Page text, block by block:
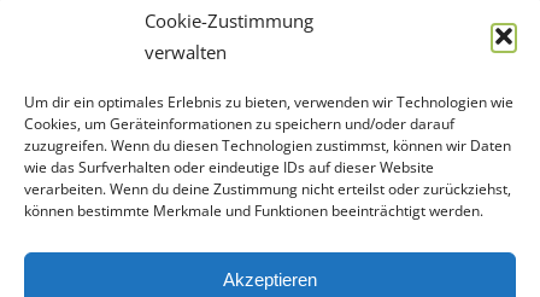
Cookie-Zustimmung
verwalten
Um dir ein optimales Erlebnis zu bieten, verwenden wir Technologien wie
Cookies, um Geräteinformationen zu speichern und/oder darauf
zuzugreifen. Wenn du diesen Technologien zustimmst, können wir Daten
wie das Surfverhalten oder eindeutige IDs auf dieser Website
verarbeiten. Wenn du deine Zustimmung nicht erteilst oder zurückziehst,
können bestimmte Merkmale und Funktionen beeinträchtigt werden.
Akzeptieren
Artikel-Archiv
Veranstaltungen
Angebote
Bilder-Galerien
Material
Spenden
Kontakt
Datenschutz